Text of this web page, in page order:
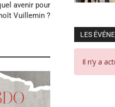
avenir pour
Vuillemin ?
LES
Il n’y a